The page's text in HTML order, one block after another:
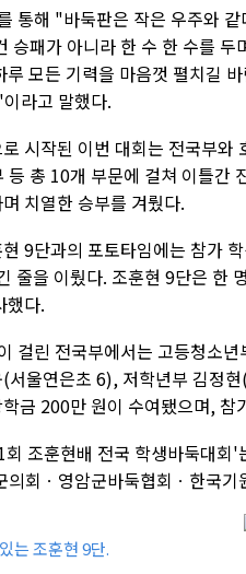
통해 "바둑판은 작은 우주와
승패가 아니라 한 수 한 수를
루 모든 기력을 마음껏 펼치길
라고 말했다.
시작된 이번 대회는 전국부와
등 총 10개 부문에 걸쳐 이틀간
치열한 승부를 겨뤘다.
9단과의 포토타임에는 참가
줄을 이뤘다. 조훈현 9단은 한
했다.
걸린 전국부에서는 고등청소
서울연은초 6), 저학년부 김정
금 200만 원이 수여됐으며, 참
조훈현배 전국 학생바둑대
의회ㆍ영암군바둑협회ㆍ한국기
는 조훈현 9단.